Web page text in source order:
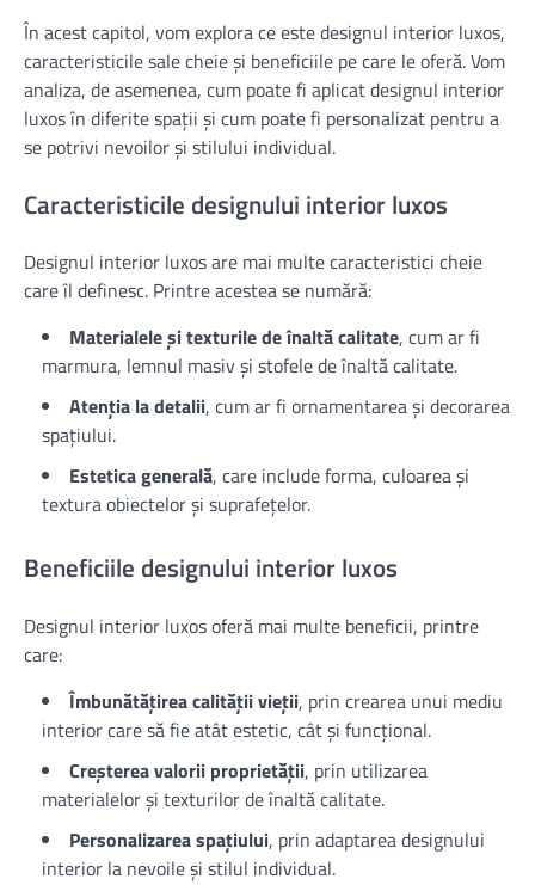
În acest capitol, vom explora ce este designul interior luxos,
caracteristicile sale cheie și beneficiile pe care le oferă. Vom
analiza, de asemenea, cum poate fi aplicat designul interior
luxos în diferite spații și cum poate fi personalizat pentru a
se potrivi nevoilor și stilului individual.
Caracteristicile designului interior luxos
Designul interior luxos are mai multe caracteristici cheie
care îl definesc. Printre acestea se numără:
Materialele și texturile de înaltă calitate, cum ar fi
marmura, lemnul masiv și stofele de înaltă calitate.
Atenția la detalii, cum ar fi ornamentarea și decorarea
spațiului.
Estetica generală, care include forma, culoarea și
textura obiectelor și suprafețelor.
Beneficiile designului interior luxos
Designul interior luxos oferă mai multe beneficii, printre
care:
Îmbunătățirea calității vieții, prin crearea unui mediu
interior care să fie atât estetic, cât și funcțional.
Creșterea valorii proprietății, prin utilizarea
materialelor și texturilor de înaltă calitate.
Personalizarea spațiului, prin adaptarea designului
interior la nevoile și stilul individual.